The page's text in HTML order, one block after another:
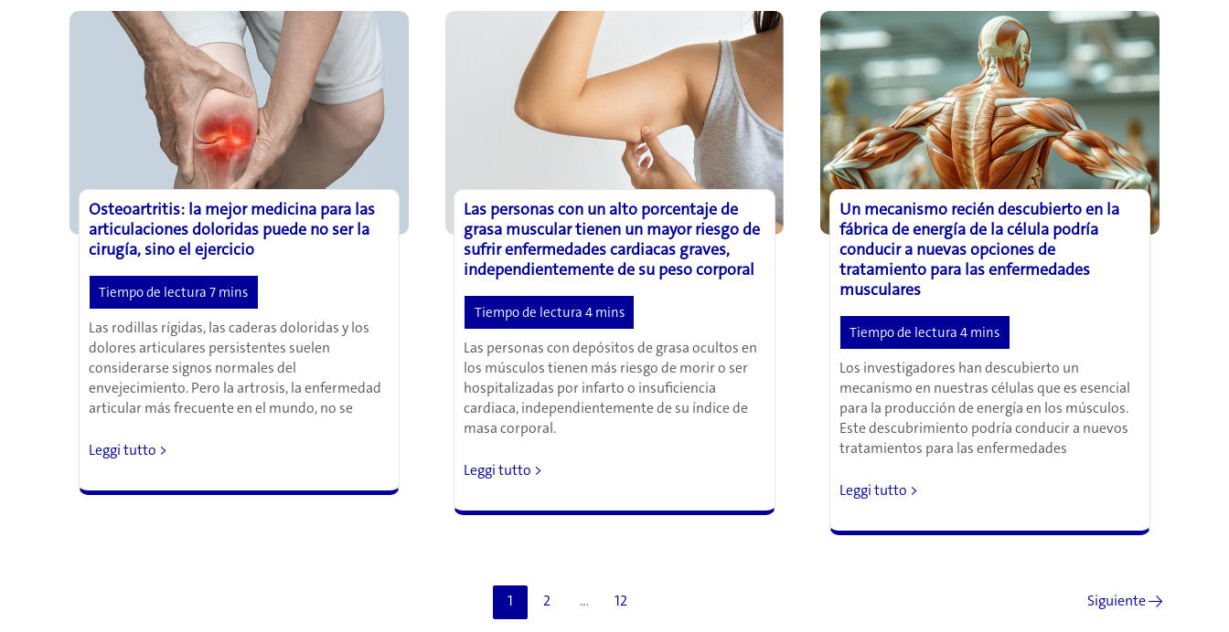
el
papel
hormona
diabetes
y
la
osteoporosis
la
drásticamente
y
derrames
cerebrales
podría
combatir
el
dolor
de
espalda
crónico
en
su
origen
Osteoartritis: la mejor medicina para las
articulaciones doloridas puede no ser la
cirugía, sino el ejercicio
Las rodillas rígidas, las caderas doloridas y los
dolores articulares persistentes suelen
considerarse signos normales del
envejecimiento. Pero la artrosis, la enfermedad
articular más frecuente en el mundo, no se
Osteoartritis:
mejor
Leggi tutto >
Las personas con un alto porcentaje de
grasa muscular tienen un mayor riesgo de
sufrir enfermedades cardiacas graves,
independientemente de su peso corporal
Las personas con depósitos de grasa ocultos en
los músculos tienen más riesgo de morir o ser
hospitalizadas por infarto o insuficiencia
cardiaca, independientemente de su índice de
masa corporal.
Las
con
Leggi tutto >
Un mecanismo recién descubierto en la
fábrica de energía de la célula podría
conducir a nuevas opciones de
tratamiento para las enfermedades
musculares
Los investigadores han descubierto un
mecanismo en nuestras células que es esencial
para la producción de energía en los músculos.
Este descubrimiento podría conducir a nuevos
tratamientos para las enfermedades
Un
recién
Leggi tutto >
1 2 … 12 Siguiente→